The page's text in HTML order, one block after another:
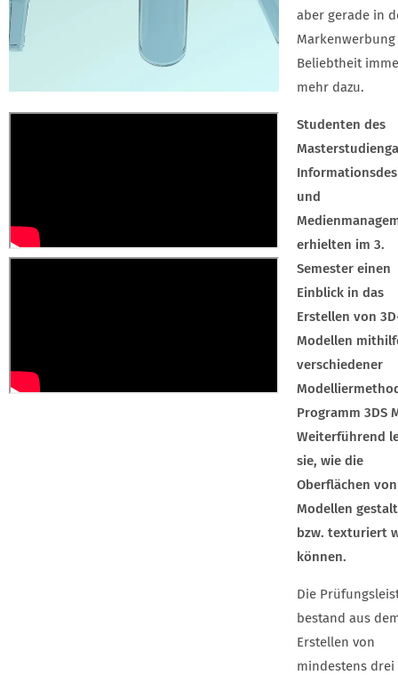
aber gerade in
Markenwerbung
Beliebtheit
mehr dazu.
Studenten des
und
erhielten im 3.
Semester einen
Einblick in das
Erstellen von
Modellen
verschiedener
Programm 3DS
Weiterführend
sie, wie die
Oberflächen
Modellen
bzw. texturiert
können.
Die
bestand aus
Erstellen von
mindestens drei